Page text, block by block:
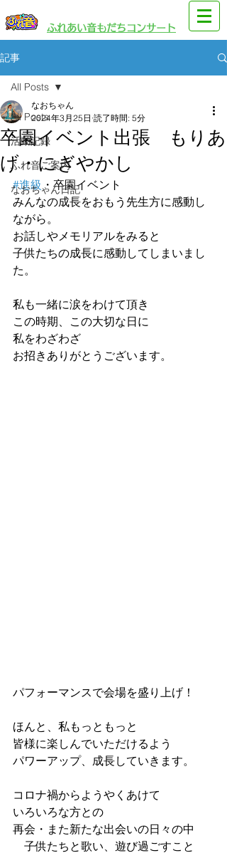
​ふれあい音もだちコンサート
記事
All Posts
活動記録
ふれ音ご案内
なおちゃん日記
All Posts
卒園イベント出張 もりあ
げ・にぎやかし
なおちゃん
2024年3月25日 読了時間: 5分
#進級・卒園イベント
みんなの成長をおもう先生方に感動し
ながら。
お話しやメモリアルをみると
子供たちの成長に感動してしまいまし
た。
私も一緒に涙をわけて頂き
この時期、この大切な日に
私をわざわざ
お招きありがとうございます。
パフォーマンスで会場を盛り上げ！
ほんと、私もっともっと
皆様に楽しんでいただけるよう
パワーアップ、成長していきます。
コロナ禍からようやくあけて
いろいろな方との
再会・また新たな出会いの日々の中
子供たちと歌い、遊び過ごすこと